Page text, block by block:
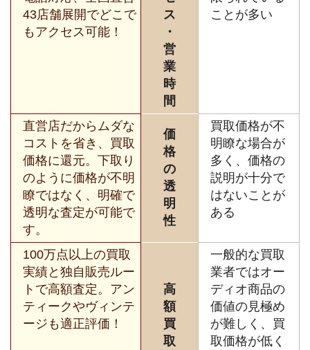
43店舗展開でどこで
もアクセス可能！
ス
・
営
業
時
間
ことが多い
直営店だからムダな
コストを省き、買取
価格に還元。下取り
のように価格が不明
瞭ではなく、明確で
透明な査定が可能で
す。
価
格
の
透
明
性
買取価格が不
明瞭な場合が
多く、価格の
説明が十分で
はないことが
ある
100万点以上の買取
実績と独自販売ルー
トで高額査定。アン
ティークやヴィンテ
ージも適正評価！
高
額
買
取
一般的な買取
業者ではオー
ディオ商品の
価値の見極め
が難しく、買
取価格が低く